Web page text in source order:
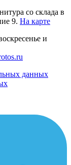
со склада в
9. На карте
и
данных